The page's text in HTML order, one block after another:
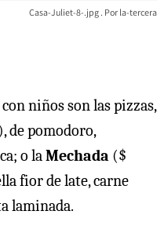
Casa-Juliet-8-.jpg la-tercera
niños son las pizzas,
de pomodoro,
o laMechada ($
fior de late, carne
laminada.